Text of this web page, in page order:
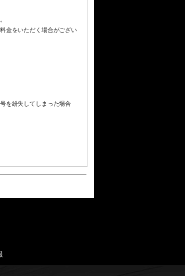
金をいただく場合がござい
を紛失してしまった場合